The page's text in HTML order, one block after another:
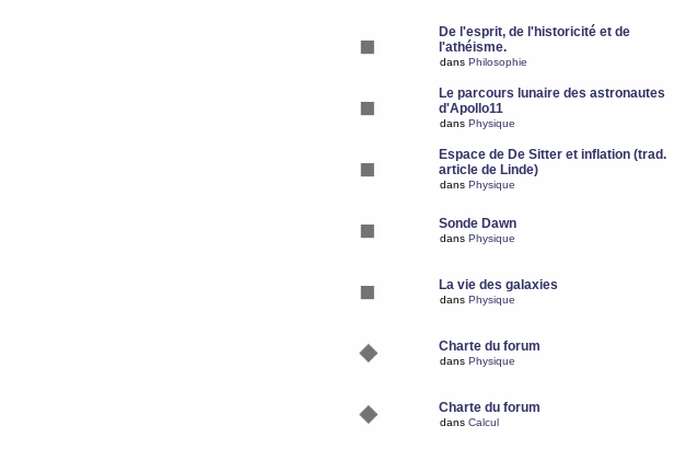
De l'esprit, de l'historicité et de
l'athéisme.
dans Philosophie
Le parcours lunaire des astronautes
d'Apollo11
dans Physique
Espace de De Sitter et inflation (trad.
article de Linde)
dans Physique
Sonde Dawn
dans Physique
La vie des galaxies
dans Physique
Charte du forum
dans Physique
Charte du forum
dans Calcul